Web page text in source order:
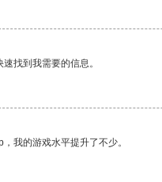
找到我需要的信息。
我的游戏水平提升了不少。